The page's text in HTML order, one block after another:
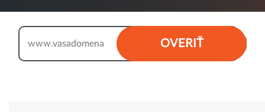
OVERIŤ
www.